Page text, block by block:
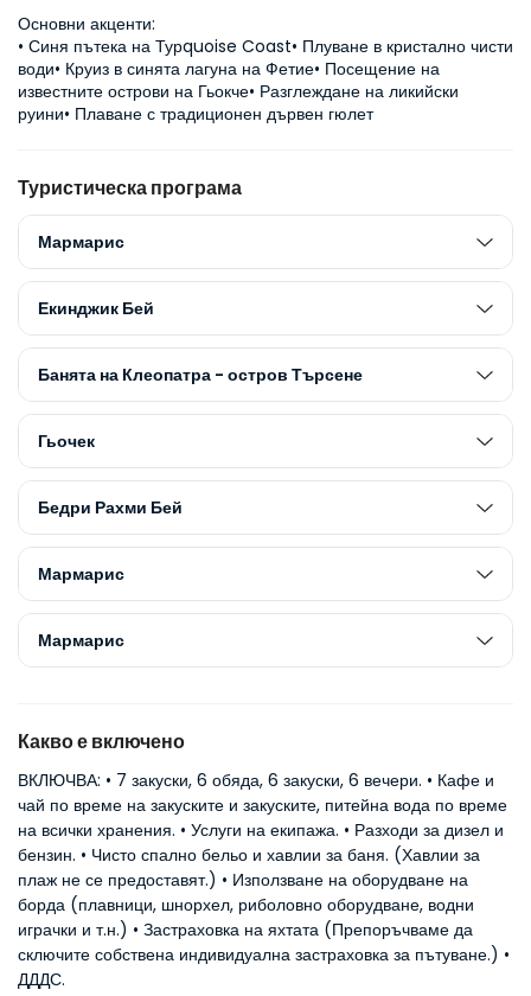
Основни акценти:
• Синя пътека на Турquoise Coast• Плуване в кристално чисти
води• Круиз в синята лагуна на Фетие• Посещение на
известните острови на Гьокче• Разглеждане на ликийски
руини• Плаване с традиционен дървен гюлет
Туристическа програма
Мармарис
Екинджик Бей
Банята на Клеопатра - остров Търсене
Гьочек
Бедри Рахми Бей
Мармарис
Мармарис
Какво е включено
ВКЛЮЧВА: • 7 закуски, 6 обяда, 6 закуски, 6 вечери. • Кафе и
чай по време на закуските и закуските, питейна вода по време
на всички хранения. • Услуги на екипажа. • Разходи за дизел и
бензин. • Чисто спално бельо и хавлии за баня. (Хавлии за
плаж не се предоставят.) • Използване на оборудване на
борда (плавници, шнорхел, риболовно оборудване, водни
играчки и т.н.) • Застраховка на яхтата (Препоръчваме да
сключите собствена индивидуална застраховка за пътуване.) •
ДДДС.